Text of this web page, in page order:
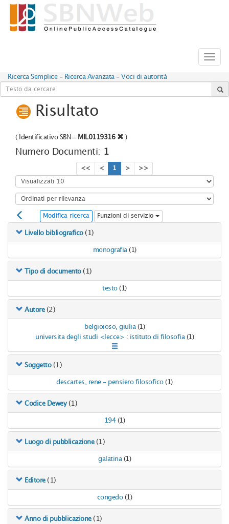
Ricerca Semplice - Ricerca Avanzata - Voci di autorità
Risultato
( Identificativo SBN= MIL0119316 )
Numero Documenti: 1
<< < 1 > >>
Modifica ricerca Funzioni di servizio
Livello bibliografico (1)
monografia (1)
Tipo di documento (1)
testo (1)
Autore (2)
belgioioso, giulia (1)
universita degli studi <lecce> : istituto di filosofia (1)
Soggetto (1)
descartes, rene - pensiero filosofico (1)
Codice Dewey (1)
194 (1)
Luogo di pubblicazione (1)
galatina (1)
Editore (1)
congedo (1)
Anno di pubblicazione (1)